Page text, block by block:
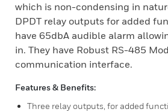
which is non-condensing in
DPDT relay outputs for added
have 65dbA audible alarm
in. They have Robust RS-485
communication interface.
Features & Benefits:
Three relay outputs, for added